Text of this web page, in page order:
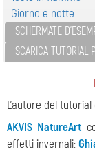
Giorno e notte
SCHERMATE
SCARICA TUTORIAL
L'autore del tutorial
AKVIS NatureArt
effetti invernali: